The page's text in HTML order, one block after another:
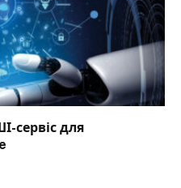
сервіс для